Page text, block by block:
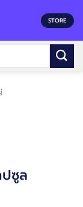
STORE
ซูล